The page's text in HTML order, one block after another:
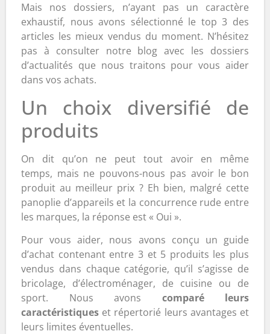
Mais nos dossiers, n’ayant pas un caractère
exhaustif, nous avons sélectionné le top 3 des
articles les mieux vendus du moment. N’hésitez
pas à consulter notre blog avec les dossiers
d’actualités que nous traitons pour vous aider
dans vos achats.
Un choix diversifié de
produits
On dit qu’on ne peut tout avoir en même
temps, mais ne pouvons-nous pas avoir le bon
produit au meilleur prix ? Eh bien, malgré cette
panoplie d’appareils et la concurrence rude entre
les marques, la réponse est « Oui ».
Pour vous aider, nous avons conçu un guide
d’achat contenant entre 3 et 5 produits les plus
vendus dans chaque catégorie, qu’il s’agisse de
bricolage, d’électroménager, de cuisine ou de
sport. Nous avons comparé leurs
caractéristiques et répertorié leurs avantages et
leurs limites éventuelles.